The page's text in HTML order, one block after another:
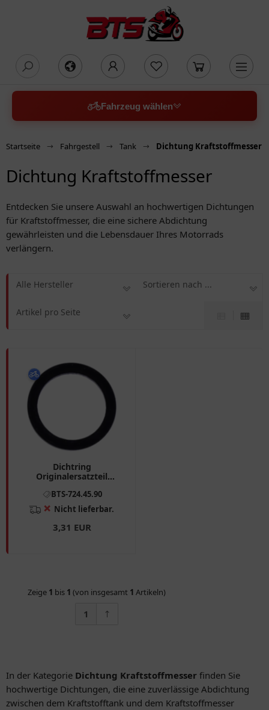
Fahrzeug wählen
Startseite Fahrgestell Tank Dichtung Kraftstoffmesser
Dichtung Kraftstoffmesser
Entdecken Sie unsere Auswahl an hochwertigen Dichtungen
für Kraftstoffmesser, die eine sichere Abdichtung
gewährleisten und die Lebensdauer Ihres Motorrads
verlängern.
Alle Hersteller Sortieren nach ...
Artikel pro Seite
Dichtring
Originalersatzteil
BTS-724.45.90
❌ Nicht lieferbar.
3,31 EUR
Zeige 1 bis 1 (von insgesamt 1 Artikeln)
1
In der Kategorie Dichtung Kraftstoffmesser finden Sie
hochwertige Dichtungen, die eine zuverlässige Abdichtung
zwischen dem Kraftstofftank und dem Kraftstoffmesser